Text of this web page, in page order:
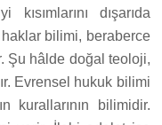
dışarıda
bilimi, beraberce
Şu hâlde doğal teoloji,
Evrensel hukuk bilimi
kurallarının bilimidir.